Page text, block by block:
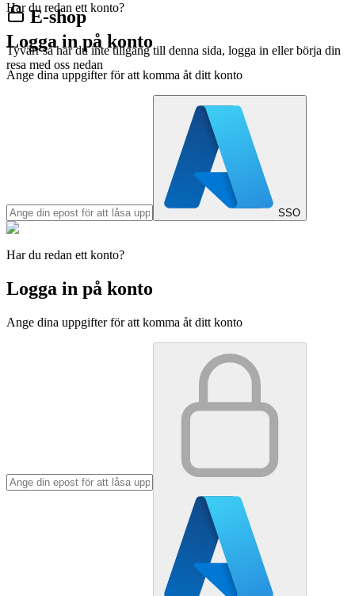
E-shop
Tyvärr så har du inte tillgång till denna sida, logga in eller börja din
resa med oss nedan
Har du redan ett konto?
Logga in på konto
Ange dina uppgifter för att komma åt ditt konto
SSO
Har du redan ett konto?
Logga in på konto
Ange dina uppgifter för att komma åt ditt konto